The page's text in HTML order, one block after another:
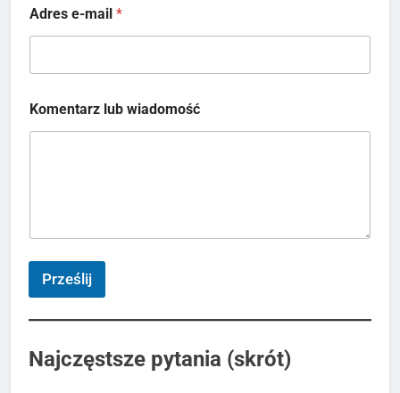
Adres e-mail *
e
l
I
Komentarz lub wiadomość
Prześlij
Najczęstsze pytania (skrót)